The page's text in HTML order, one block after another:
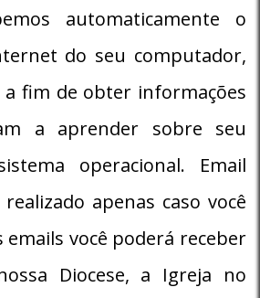
automaticamente o
do seu computador,
a fim de obter informações
a aprender sobre seu
operacional. Email
apenas caso você
emails você poderá receber
Diocese, a Igreja no